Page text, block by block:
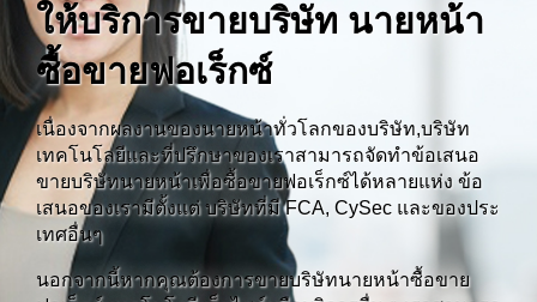
ให้บริการขายบริษัท นายหน้า
ซื้อขายฟอเร็กซ์
เนื่องจากผลงานของนายหน้าทั่วโลกของบริษัท,บริษัท
เทคโนโลยีและที่ปรึกษาของเราสามารถจัดทำข้อเสนอ
ขายบริษัทนายหน้าเพื่อซื้อขายฟอเร็กซ์ได้หลายแห่ง ข้อ
เสนอของเรามีตั้งแต่ บริษัทที่มี FCA, CySec และของประ
เทศอื่นๆ
นอกจากนี้หากคุณต้องการขายบริษัทนายหน้าซื้อขาย